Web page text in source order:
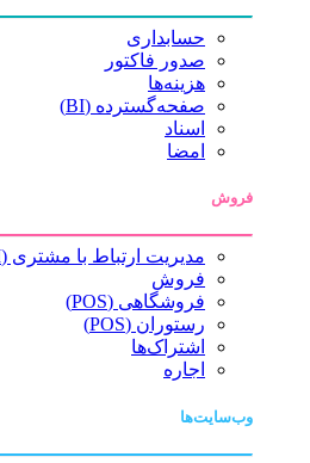
حسابداری
صدور فاکتور
هزینه‌ها
صفحه‌گسترده (BI)
اسناد
امضا
فروش
مدیریت ارتباط با مشتری (CRM)
فروش
فروشگاهی (POS)
رستوران (POS)
اشتراک‌ها
اجاره
وب‌سایت‌ها